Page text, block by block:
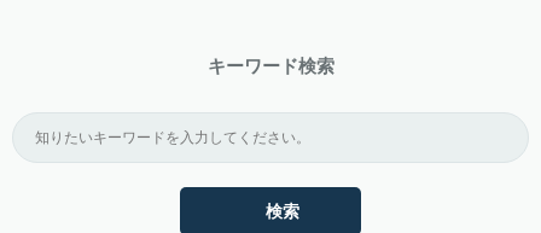
キーワード検索
検索